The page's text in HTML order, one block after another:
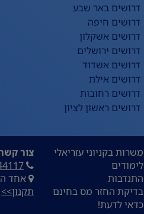
דרושים באר שבע
דרושים חיפה
דרושים אשקלון
דרושים ירושלים
דרושים אשדוד
דרושים אילת
דרושים רחובות
דרושים ראשון לציון
משרות בקניוני עזריאלי
לימודים
התנדבות
בדיקת החזר מס בחינם
כדאי לדעת!
צור
אחד העם 9,
תקנון>>